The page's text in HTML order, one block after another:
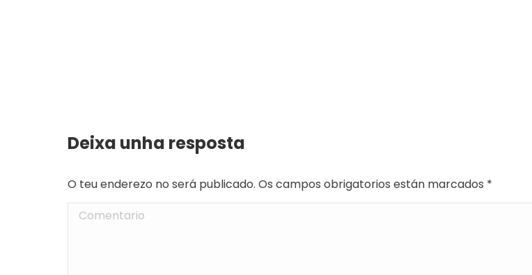
Deixa unha resposta
O teu enderezo no será publicado. Os campos obrigatorios están marcados *
Comentario